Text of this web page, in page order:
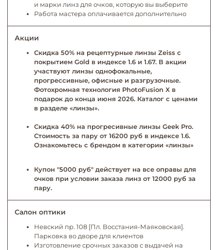
и марки линз для очков, которую вы выберите
Работа мастера оплачивается дополнительно
Акции
Скидка 50% на рецептурные линзы Zeiss с
покрытием Gold в индексе 1.6 и 1.67. В акции
участвуют линзы однофокальные,
прогрессивные, офисные и разгрузочные.
Фотохромная технология PhotoFusion X в
подарок до конца июня 2026. Каталог с ценами
в разделе «линзы».
Скидка 40% на прогресивные линзы Geek Pro.
Стоимость за пару от 16200 руб в индексе 1.6.
Ознакомьтесь с брендом в категории «линзы»
Купон "5000 руб" действует на все оправы для
очков при условии заказа линз от 12000 руб за
пару.
Салон оптики
Невский пр. 108 [Пл. Восстания-Маяковская].
Парковка во дворе для клиентов
Изготовление срочных заказов с выдачей на